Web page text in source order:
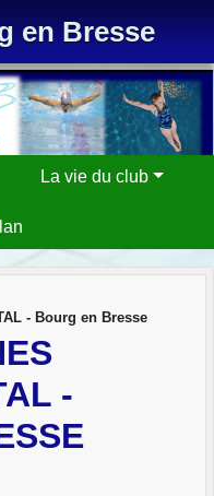
en Bresse
La vie du club
- Bourg en Bresse
-